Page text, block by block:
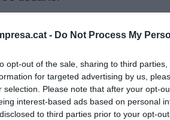
- Do Not Process My
opt-out of the sale, sharing to third
for targeted advertising by us,
selection. Please note that after your opt-
interest-based ads based on personal
to third parties prior to your opt-
d’aquesta llista
Portugal Fintech; o el danès
de desenvolupament